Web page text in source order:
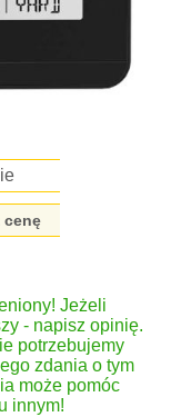
cenę
Jeżeli
- napisz opinię.
potrzebujemy
zdania o tym
może pomóc
innym!